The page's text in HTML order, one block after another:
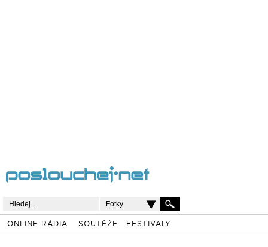
Fotky
ONLINE RÁDIA SOUTĚŽE FESTIVALY